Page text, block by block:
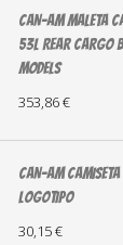
CAN-AM MALETA
53L Rear Cargo
Models
353,86 €
CAN-AM CAMISETA
LOGOTIPO
30,15 €